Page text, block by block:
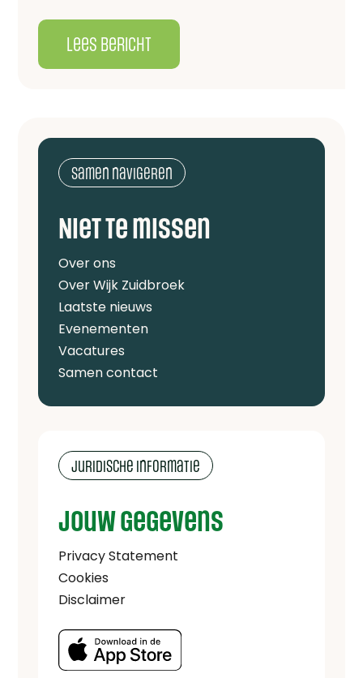
lees bericht
Samen navigeren
Niet te missen
Over ons
Over Wijk Zuidbroek
Laatste nieuws
Evenementen
Vacatures
Samen contact
Juridische informatie
Jouw gegevens
Privacy Statement
Cookies
Disclaimer